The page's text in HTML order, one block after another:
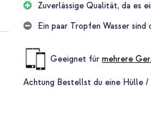
Zuverlässige Qualität, da es
Ein paar Tropfen Wasser
Geeignet fürmehrere
Achtung Bestellst du eine Hülle